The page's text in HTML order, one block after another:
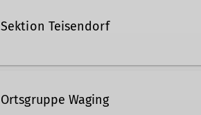
Trainer*in C Sportklettern Breitensport
Jugendleiter*in
Trainer*in B Plaisirklettern
Sektion Teisendorf
Ortsgruppe Waging